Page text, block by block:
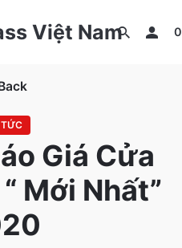
0
Giá Cửa
Mới Nhất”